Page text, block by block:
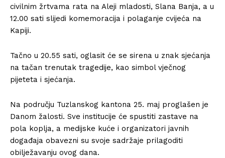
civilnim žrtvama rata na Aleji mladosti, Slana Banja, a u
12.00 sati slijedi komemoracija i polaganje cvijeća na
Kapiji.
Tačno u 20.55 sati, oglasit će se sirena u znak sjećanja
na tačan trenutak tragedije, kao simbol vječnog
pijeteta i sjećanja.
Na području Tuzlanskog kantona 25. maj proglašen je
Danom žalosti. Sve institucije će spustiti zastave na
pola koplja, a medijske kuće i organizatori javnih
događaja obavezni su svoje sadržaje prilagoditi
obilježavanju ovog dana.